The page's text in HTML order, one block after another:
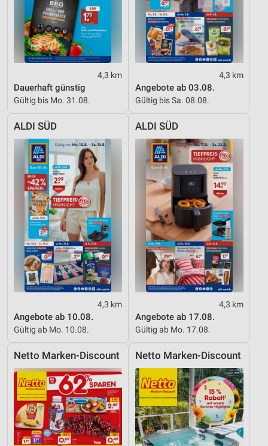
4,3 km
Dauerhaft günstig
Gültig bis Mo. 31.08.
4,3 km
Angebote ab 03.08.
Gültig bis Sa. 08.08.
ALDI SÜD
4,3 km
Angebote ab 10.08.
Gültig ab Mo. 10.08.
ALDI SÜD
4,3 km
Angebote ab 17.08.
Gültig ab Mo. 17.08.
Netto Marken-Discount Netto Marken-Discount
Verwendung genauer Standortdaten
Geräte anhand von aktiv angeforderten
Informationen identifizieren
Nicht-IAB-Verarbeitungszwecke:
Performance
Funktional
Werbung